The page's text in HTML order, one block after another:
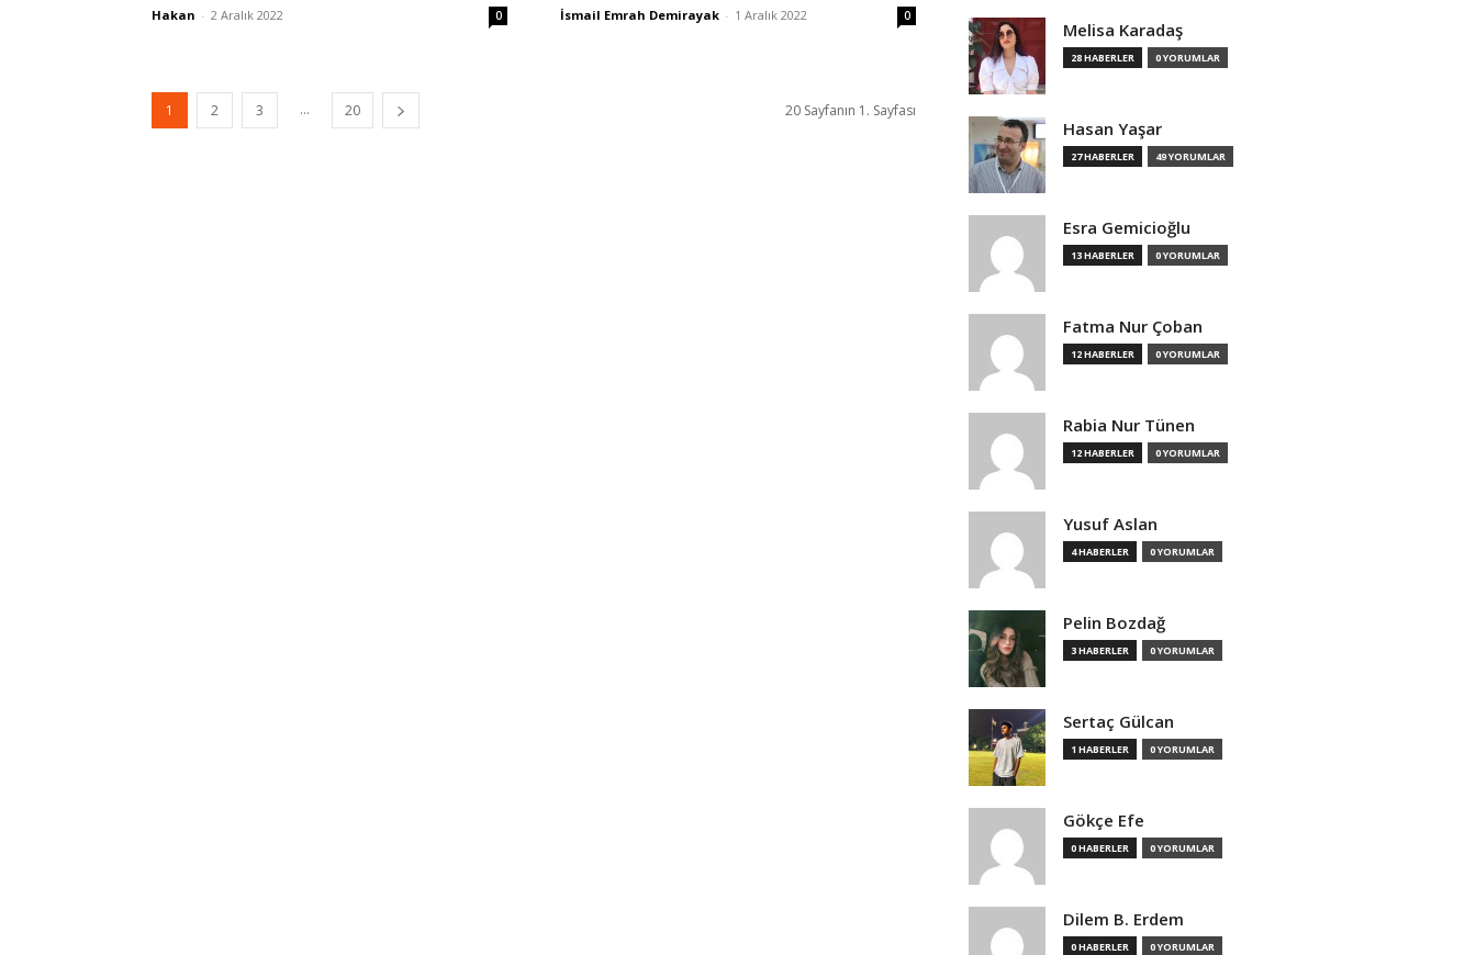
Hakan - 2 Aralık 2022 0 İsmail Emrah Demirayak - 1 Aralık 2022 0
1 2 3 ... 20 20 Sayfanın 1. Sayfası
Melisa Karadaş
28 HABERLER 0 YORUMLAR
Hasan Yaşar
27 HABERLER 49 YORUMLAR
Esra Gemicioğlu
13 HABERLER 0 YORUMLAR
Fatma Nur Çoban
12 HABERLER 0 YORUMLAR
Rabia Nur Tünen
12 HABERLER 0 YORUMLAR
Yusuf Aslan
4 HABERLER 0 YORUMLAR
Pelin Bozdağ
3 HABERLER 0 YORUMLAR
Sertaç Gülcan
1 HABERLER 0 YORUMLAR
Gökçe Efe
0 HABERLER 0 YORUMLAR
Dilem B. Erdem
0 HABERLER 0 YORUMLAR